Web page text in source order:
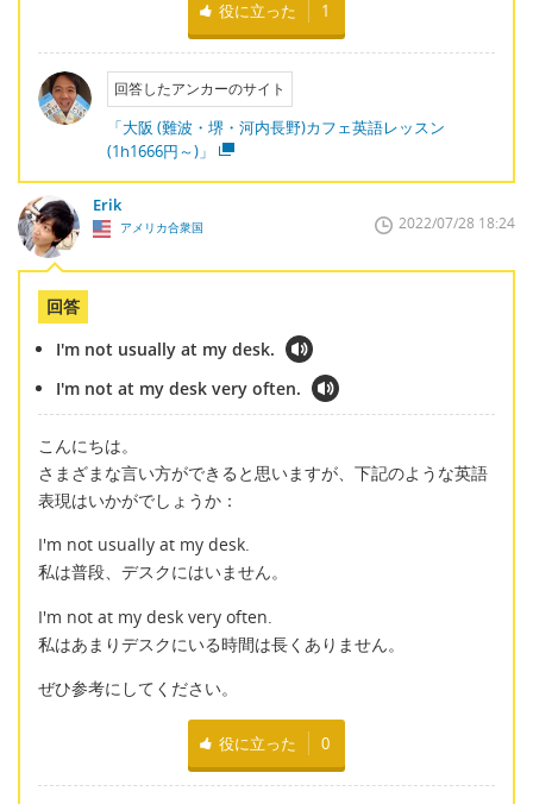
役に立った 1
回答したアンカーのサイト
「大阪 (難波・堺・河内長野)カフェ英語レッスン
(1h1666円～)」
Erik
アメリカ合衆国 2022/07/28 18:24
回答
I'm not usually at my desk.
I'm not at my desk very often.
こんにちは。
さまざまな言い方ができると思いますが、下記のような英語
表現はいかがでしょうか：
I'm not usually at my desk.
私は普段、デスクにはいません。
I'm not at my desk very often.
私はあまりデスクにいる時間は長くありません。
ぜひ参考にしてください。
役に立った 0